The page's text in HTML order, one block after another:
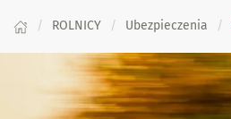
ROLNICY Ubezpieczenia